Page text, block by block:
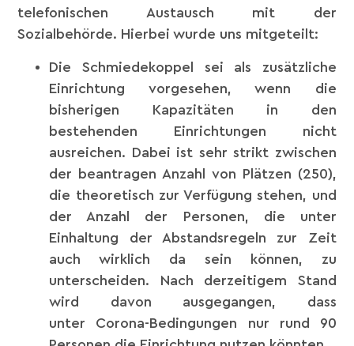
telefonischen Austausch mit der
Sozialbehörde. Hierbei wurde uns mitgeteilt:
Die Schmiedekoppel sei als zusätzliche
Einrichtung vorgesehen, wenn die
bisherigen Kapazitäten in den
bestehenden Einrichtungen nicht
ausreichen. Dabei ist sehr strikt zwischen
der beantragen Anzahl von Plätzen (250),
die theoretisch zur Verfügung stehen, und
der Anzahl der Personen, die unter
Einhaltung der Abstandsregeln zur Zeit
auch wirklich da sein können, zu
unterscheiden. Nach derzeitigem Stand
wird davon ausgegangen, dass
unter Corona-Bedingungen nur rund 90